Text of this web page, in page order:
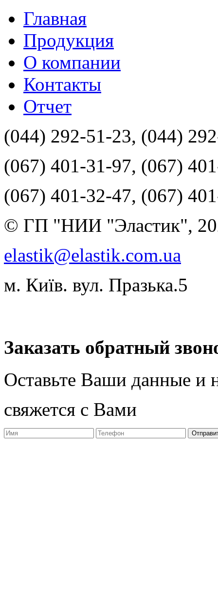
Главная
Продукция
О компании
Контакты
Отчет
(044) 292-51-23, (044)
(067) 401-31-97, (067)
(067) 401-32-47, (067)
© ГП "НИИ "Эластик",
elastik@elastik.com.ua
м. Київ. вул. Празька.5
Заказать обратный
Оставьте Ваши данные и
свяжется с Вами